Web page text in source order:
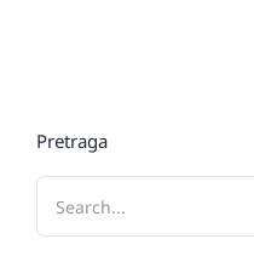
Pretraga